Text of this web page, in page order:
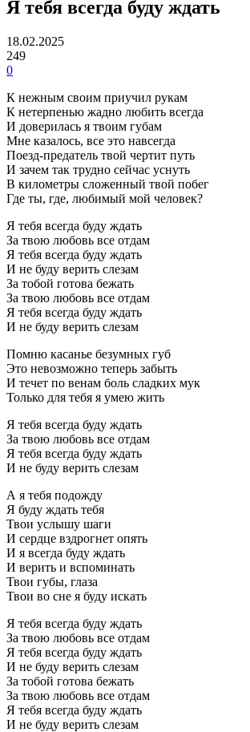
Я тебя всегда буду ждать
18.02.2025
249
0
К нежным своим приучил рукам
К нетерпенью жадно любить всегда
И доверилась я твоим губам
Мне казалось, все это навсегда
Поезд-предатель твой чертит путь
И зачем так трудно сейчас уснуть
В километры сложенный твой побег
Где ты, где, любимый мой человек?
Я тебя всегда буду ждать
За твою любовь все отдам
Я тебя всегда буду ждать
И не буду верить слезам
За тобой готова бежать
За твою любовь все отдам
Я тебя всегда буду ждать
И не буду верить слезам
Помню касанье безумных губ
Это невозможно теперь забыть
И течет по венам боль сладких мук
Только для тебя я умею жить
Я тебя всегда буду ждать
За твою любовь все отдам
Я тебя всегда буду ждать
И не буду верить слезам
А я тебя подожду
Я буду ждать тебя
Твои услышу шаги
И сердце вздрогнет опять
И я всегда буду ждать
И верить и вспоминать
Твои губы, глаза
Твои во сне я буду искать
Я тебя всегда буду ждать
За твою любовь все отдам
Я тебя всегда буду ждать
И не буду верить слезам
За тобой готова бежать
За твою любовь все отдам
Я тебя всегда буду ждать
И не буду верить слезам